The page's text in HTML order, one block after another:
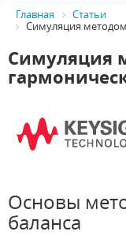
Главная
Статьи
Симуляция
Симуляция
Основы
баланса